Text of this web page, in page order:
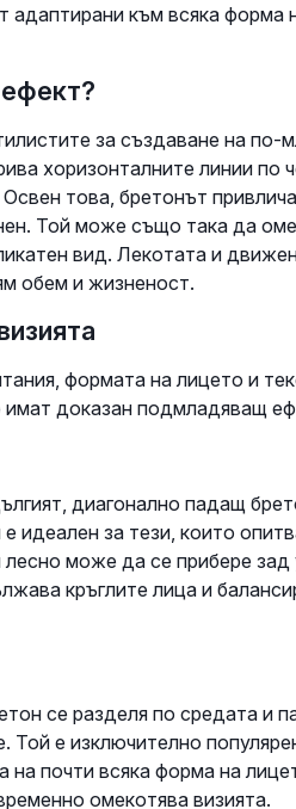
адаптирани към всяка форма
за създаване на по-
хоризонталните линии по
това, бретонът
Той може също така да
вид. Лекотата и
обем и жизненост.
формата на лицето и
имат доказан подмладяващ
диагонално падащ
идеален за тези, които
може да се прибере зад
кръглите лица и
се разделя по средата и
Той е изключително
почти всяка форма на
омекотява визията.